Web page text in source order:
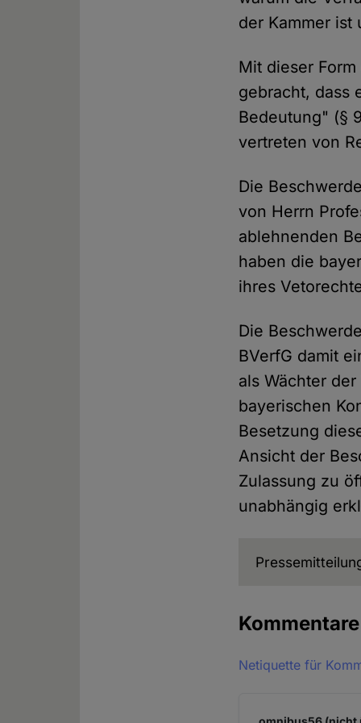
der Kammer ist
Mit dieser
gebracht, dass
Bedeutung" (§
vertreten von
Die
von Herrn
ablehnenden
haben die
ihres
Die
BVerfG damit
als Wächter
bayerischen
Besetzung
Ansicht der
Zulassung zu
unabhängig
Kommentare
Netiquette für